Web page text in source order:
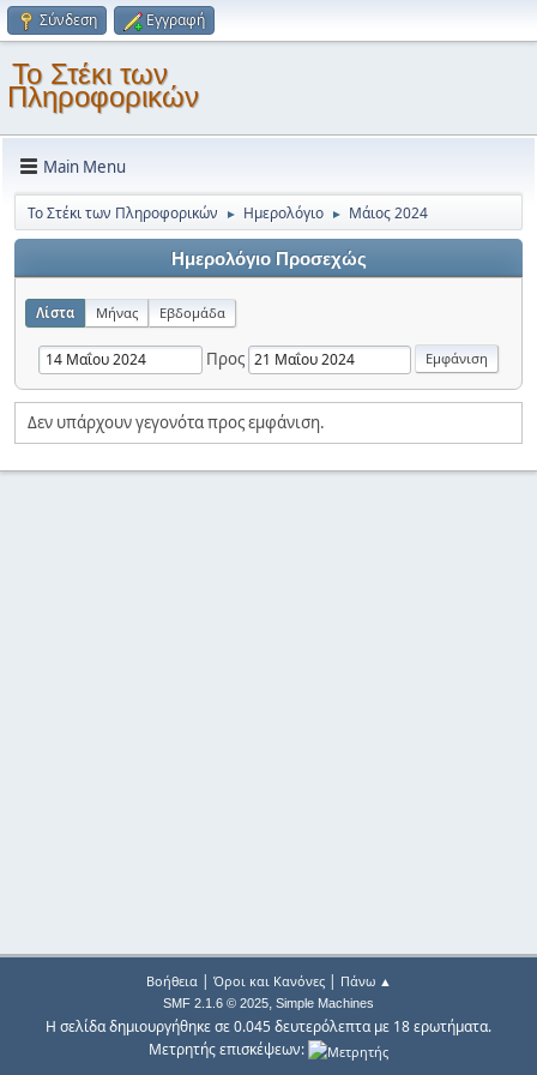
Σύνδεση Εγγραφή
Το Στέκι των
Πληροφορικών
Main Menu
Το Στέκι των Πληροφορικών ► Ημερολόγιο ► Μάιος 2024
Ημερολόγιο Προσεχώς
Λίστα Μήνας Εβδομάδα
Προς
Δεν υπάρχουν γεγονότα προς εμφάνιση.
Βοήθεια| Όροι και Κανόνες| Πάνω ▲
SMF 2.1.6 © 2025, Simple Machines
Η σελίδα δημιουργήθηκε σε 0.045 δευτερόλεπτα με 18 ερωτήματα.
Μετρητής επισκέψεων: